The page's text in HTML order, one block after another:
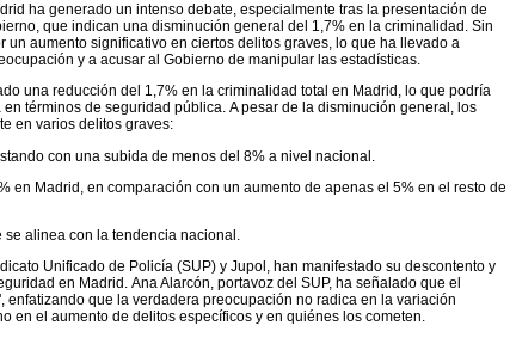
ha generado un intenso debate, especialmente tras la presentación de
que indican una disminución general del 1,7% en la criminalidad. Sin
un aumento significativo en ciertos delitos graves, lo que ha llevado a
y a acusar al Gobierno de manipular las estadísticas.
una reducción del 1,7% en la criminalidad total en Madrid, lo que podría
términos de seguridad pública. A pesar de la disminución general, los
en varios delitos graves:
con una subida de menos del 8% a nivel nacional.
en Madrid, en comparación con un aumento de apenas el 5% en el resto de
alinea con la tendencia nacional.
Unificado de Policía (SUP) y Jupol, han manifestado su descontento y
en Madrid. Ana Alarcón, portavoz del SUP, ha señalado que el
enfatizando que la verdadera preocupación no radica en la variación
en el aumento de delitos específicos y en quiénes los cometen.